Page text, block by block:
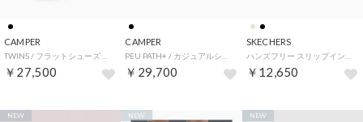
CAMPER
￥27,500
CAMPER
￥29,700
SKECHERS
￥12,650
NEW NEW NEW